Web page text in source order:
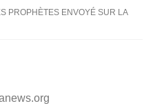
PROPHÈTES ENVOYÉ SUR LA